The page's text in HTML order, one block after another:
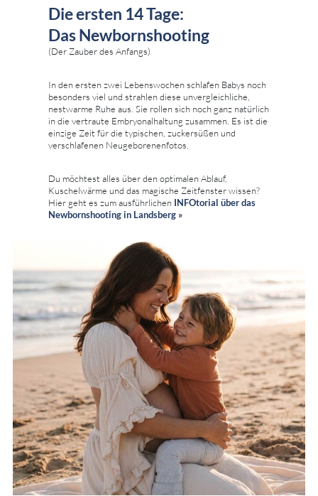
Die ersten 14 Tage:
Das Newbornshooting
(Der Zauber des Anfangs)
In den ersten zwei Lebenswochen schlafen Babys noch
besonders viel und strahlen diese unvergleichliche,
nestwarme Ruhe aus. Sie rollen sich noch ganz natürlich
in die vertraute Embryonalhaltung zusammen. Es ist die
einzige Zeit für die typischen, zuckersüßen und
verschlafenen Neugeborenenfotos.
Du möchtest alles über den optimalen Ablauf,
Kuschelwärme und das magische Zeitfenster wissen?
Hier geht es zum ausführlichen INFOtorial über das
Newbornshooting in Landsberg »